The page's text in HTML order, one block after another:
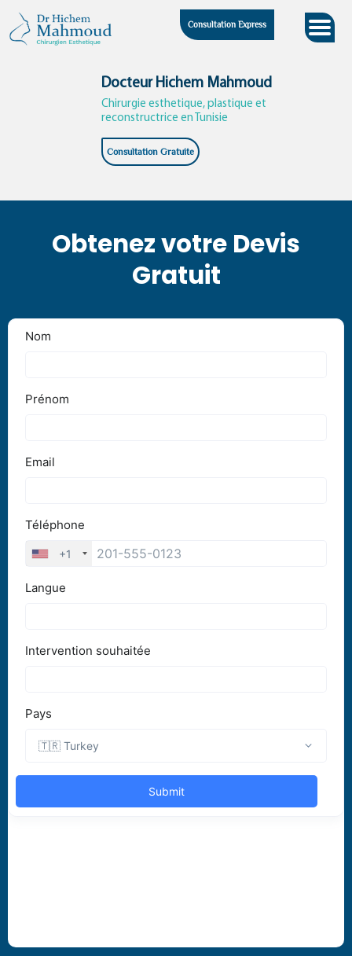
content
Consultation Express
Docteur Hichem Mahmoud
Chirurgie esthetique, plastique et
reconstructrice en Tunisie
Consultation Gratuite
Obtenez votre Devis
Gratuit